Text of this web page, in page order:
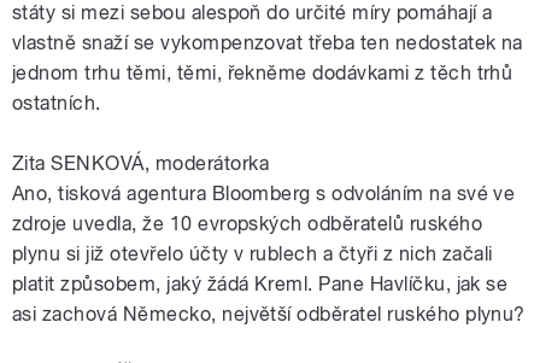
státy si mezi sebou alespoň do určité míry pomáhají a
vlastně snaží se vykompenzovat třeba ten nedostatek na
jednom trhu těmi, těmi, řekněme dodávkami z těch trhů
ostatních.
Zita SENKOVÁ, moderátorka
Ano, tisková agentura Bloomberg s odvoláním na své ve
zdroje uvedla, že 10 evropských odběratelů ruského
plynu si již otevřelo účty v rublech a čtyři z nich začali
platit způsobem, jaký žádá Kreml. Pane Havlíčku, jak se
asi zachová Německo, největší odběratel ruského plynu?